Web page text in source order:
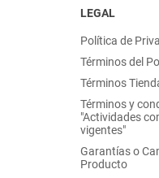
LEGAL
Política de
Términos del
Términos
Términos y
"Actividades
vigentes"
Garantías o
Producto